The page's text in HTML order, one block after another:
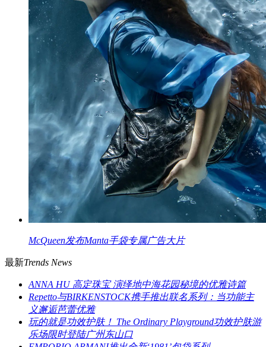
McQueen发布Manta手袋专属广告大片
最新Trends News
ANNA HU 高定珠宝 演绎地中海花园秘境的优雅诗篇
Repetto与BIRKENSTOCK携手推出联名系列：当功能主
义邂逅芭蕾优雅
玩的就是功效护肤！ The Ordinary Playground功效护肤游
乐场限时登陆广州东山口